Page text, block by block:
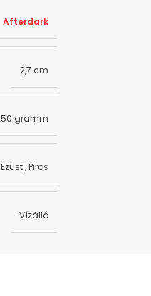
Afterdark
2,7 cm
50 gramm
Ezüst,Piros
Vízálló